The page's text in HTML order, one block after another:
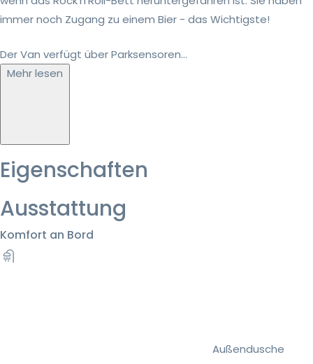
immer noch Zugang zu einem Bier - das Wichtigste!
Der Van verfügt über Parksensoren...
Mehr lesen
Eigenschaften
Ausstattung
Komfort an Bord
Außendusche